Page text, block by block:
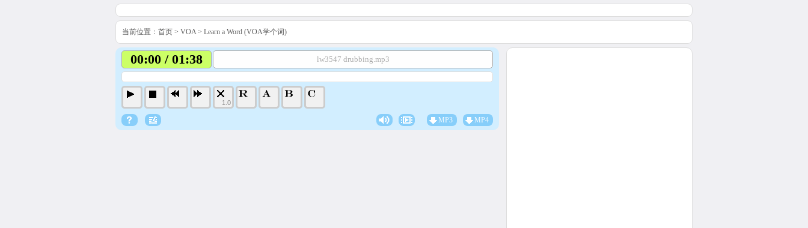
当前位置： 首页 > VOA> Learn a Word (VOA学个词)
00:00 / 01:38 lw3547 drubbing.mp3
1.0
MP3 MP4